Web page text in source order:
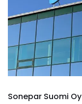
Sonepar Suomi Oy